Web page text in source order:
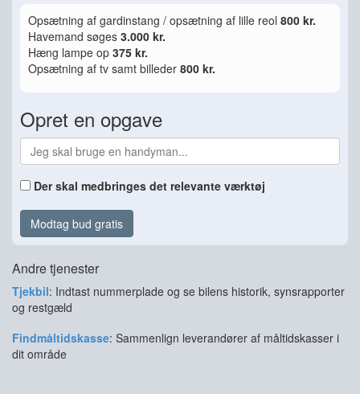
Opsætning af gardinstang / opsætning af lille reol 800 kr.
Havemand søges 3.000 kr.
Hæng lampe op 375 kr.
Opsætning af tv samt billeder 800 kr.
Opret en opgave
Der skal medbringes det relevante værktøj
Modtag bud gratis
Andre tjenester
Tjekbil: Indtast nummerplade og se bilens historik, synsrapporter
og restgæld
Findmåltidskasse: Sammenlign leverandører af måltidskasser i
dit område